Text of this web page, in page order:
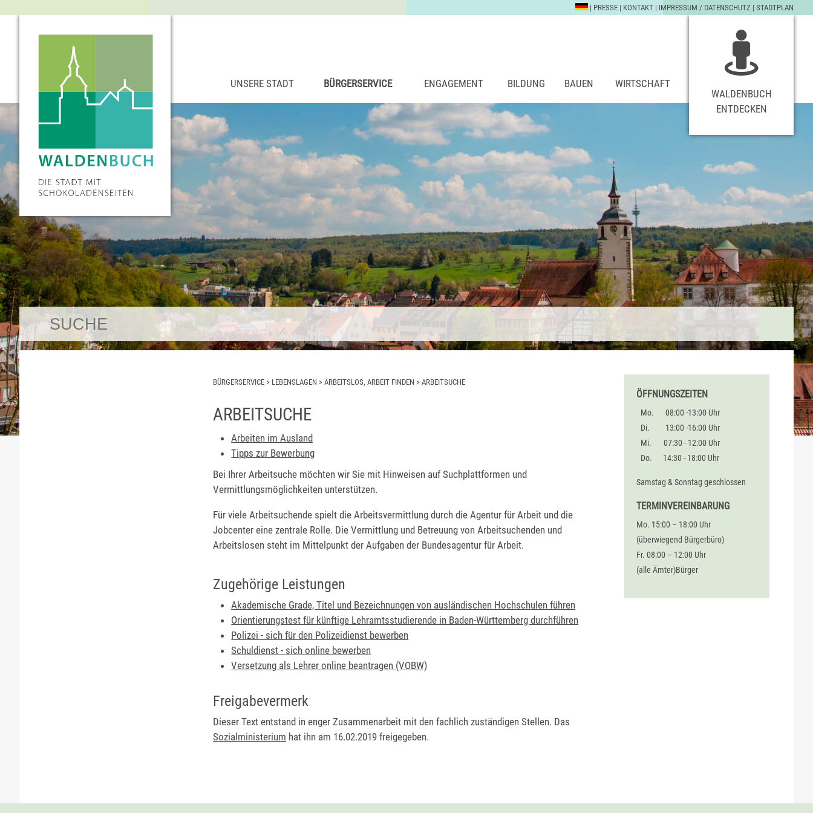
| PRESSE | KONTAKT | IMPRESSUM / DATENSCHUTZ | STADTPLAN
UNSERE STADT BÜRGERSERVICE ENGAGEMENT BILDUNG BAUEN
WIRTSCHAFT
WALDENBUCH
ENTDECKEN
BÜRGERSERVICE > LEBENSLAGEN > ARBEITSLOS, ARBEIT FINDEN > ARBEITSUCHE
ARBEITSUCHE
Arbeiten im Ausland
Tipps zur Bewerbung
Bei Ihrer Arbeitsuche möchten wir Sie mit Hinweisen auf Suchplattformen und
Vermittlungsmöglichkeiten unterstützen.
Für viele Arbeitsuchende spielt die Arbeitsvermittlung durch die Agentur für Arbeit und die
Jobcenter eine zentrale Rolle. Die Vermittlung und Betreuung von Arbeitsuchenden und
Arbeitslosen steht im Mittelpunkt der Aufgaben der Bundesagentur für Arbeit.
Zugehörige Leistungen
Akademische Grade, Titel und Bezeichnungen von ausländischen Hochschulen führen
Orientierungstest für künftige Lehramtsstudierende in Baden-Württemberg durchführen
Polizei - sich für den Polizeidienst bewerben
Schuldienst - sich online bewerben
Versetzung als Lehrer online beantragen (VOBW)
Freigabevermerk
Dieser Text entstand in enger Zusammenarbeit mit den fachlich zuständigen Stellen. Das
Sozialministerium hat ihn am 16.02.2019 freigegeben.
ÖFFNUNGSZEITEN
Mo.
08:00 -13:00 Uhr
Di.
13:00 -16:00 Uhr
Mi.
07:30 - 12:00 Uhr
Do.
14:30 - 18:00 Uhr
Samstag & Sonntag geschlossen
TERMINVEREINBARUNG
Mo. 15:00 – 18:00 Uhr
(überwiegend Bürgerbüro)
Fr. 08:00 – 12:00 Uhr
(alle Ämter)Bürger